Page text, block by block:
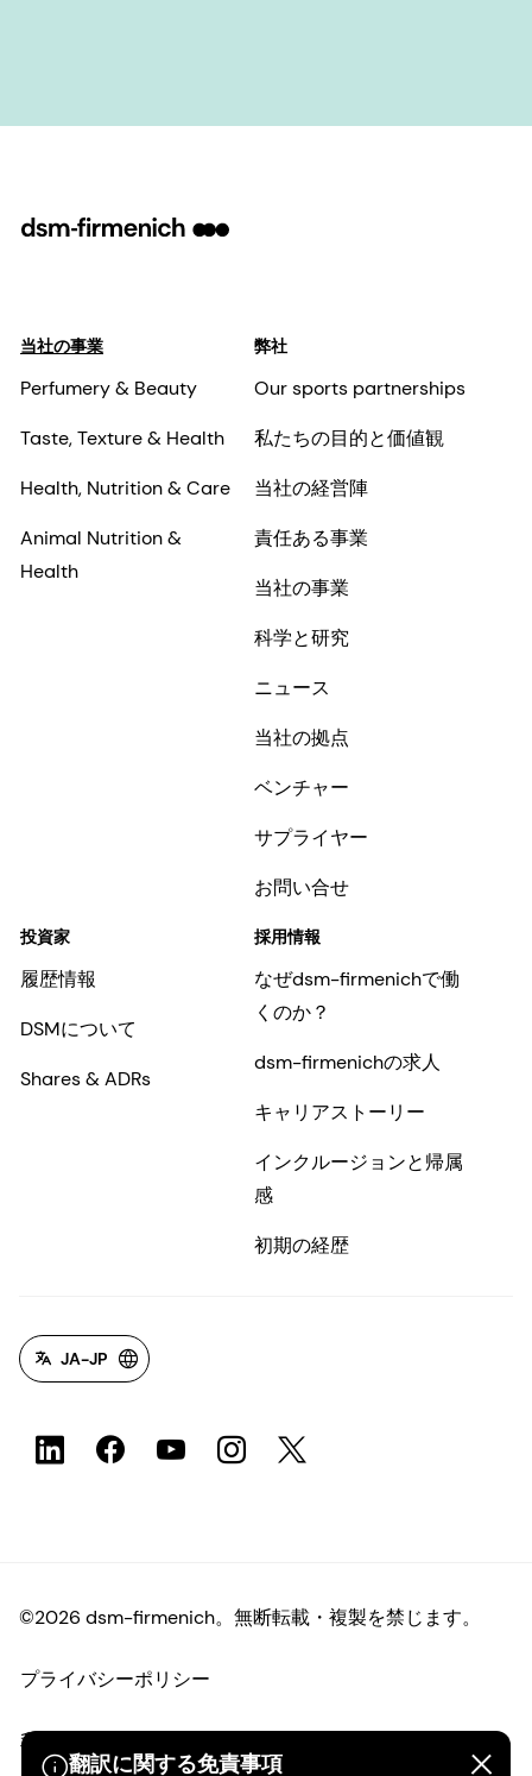
翻訳に関する免責事項
当社の事業
Perfumery & Beauty
Taste, Texture & Health
Health, Nutrition & Care
Animal Nutrition &
Health
弊社
Our sports partnerships
私たちの目的と価値観
当社の経営陣
責任ある事業
当社の事業
科学と研究
ニュース
当社の拠点
ベンチャー
サプライヤー
お問い合せ
投資家
履歴情報
DSMについて
Shares & ADRs
採用情報
なぜdsm-firmenichで働
くのか？
dsm-firmenichの求人
キャリアストーリー
インクルージョンと帰属
感
初期の経歴
JA-JP
©2026 dsm-firmenich。無断転載・複製を禁じます。
プライバシーポリシー
利用規約